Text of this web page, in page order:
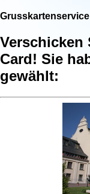
Grusskartenservice
Verschicken
Card! Sie
gewählt: